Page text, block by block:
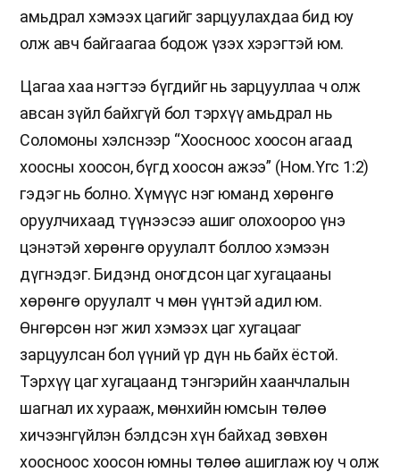
амьдрал хэмээх цагийг зарцуулахдаа бид юу
олж авч байгаагаа бодож үзэх хэрэгтэй юм.
Цагаа хаа нэгтээ бүгдийг нь зарцууллаа ч олж
авсан зүйл байхгүй бол тэрхүү амьдрал нь
Соломоны хэлснээр “Хоосноос хоосон агаад
хоосны хоосон, бүгд хоосон ажээ” (Ном.Үгс 1:2)
гэдэг нь болно. Хүмүүс нэг юманд хөрөнгө
оруулчихаад түүнээсээ ашиг олохоороо үнэ
цэнэтэй хөрөнгө оруулалт боллоо хэмээн
дүгнэдэг. Бидэнд оногдсон цаг хугацааны
хөрөнгө оруулалт ч мөн үүнтэй адил юм.
Өнгөрсөн нэг жил хэмээх цаг хугацааг
зарцуулсан бол үүний үр дүн нь байх ёстой.
Тэрхүү цаг хугацаанд тэнгэрийн хаанчлалын
шагнал их хурааж, мөнхийн юмсын төлөө
хичээнгүйлэн бэлдсэн хүн байхад зөвхөн
хоосноос хоосон юмны төлөө ашиглаж юу ч олж